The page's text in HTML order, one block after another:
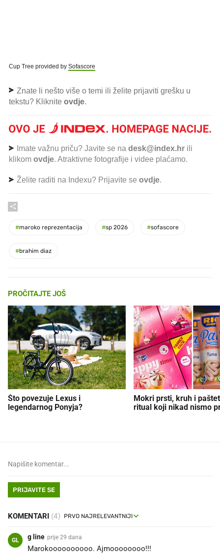
Cup Tree provided by Sofascore
Znate li nešto više o temi ili želite prijaviti grešku u
tekstu? Kliknite ovdje.
Imate važnu priču? Javite se na desk@index.hr ili
klikom ovdje. Atraktivne fotografije i videe plaćamo.
Želite raditi na Indexu? Prijavite se ovdje.
#maroko reprezentacija #sp 2026 #sofascore
#brahim diaz
PROČITAJTE JOŠ
Što povezuje Lexus i
legendarnog Ponyja?
Mokri prsti, kruh i
ritual koji nikad nismo
PRIJAVITE SE
KOMENTARI (4)
GL g line prije 29 dana
Marokoooooooooo. Ajmoooooooo!!!